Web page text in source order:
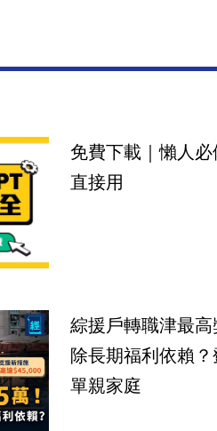
免費下載｜懶人
直接用
綜援戶轉職津最
除長期福利依賴
單親家庭